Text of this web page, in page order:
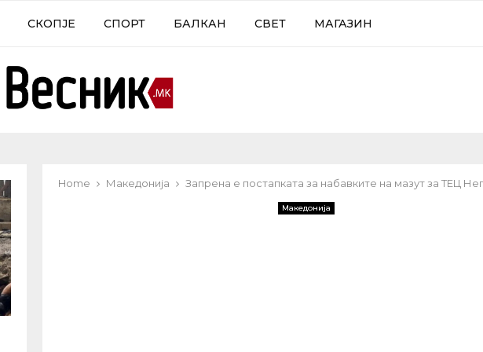
СКОПЈЕ СПОРТ БАЛКАН СВЕТ МАГАЗИН
Home Македонија Запрена е постапката за набавките на мазут за ТЕЦ
Македонија